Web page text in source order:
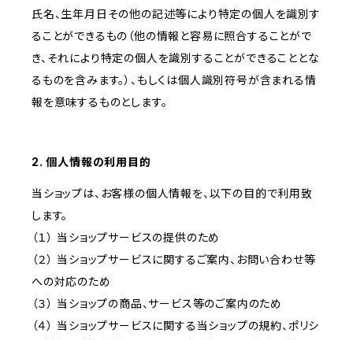
氏名、生年月日その他の記述等により特定の個人を識別す
ることができるもの（他の情報と容易に照合することがで
き、それにより特定の個人を識別することができることとな
るものを含みます。）、もしくは個人識別符号が含まれる情
報を意味するものとします。
2. 個人情報の利用目的
当ショップは、お客様の個人情報を、以下の目的で利用致
します。
（１） 当ショップサービスの提供のため
（２） 当ショップサービスに関するご案内、お問い合わせ等
への対応のため
（３） 当ショップの商品、サービス等のご案内のため
（４） 当ショップサービスに関する当ショップの規約、ポリシ